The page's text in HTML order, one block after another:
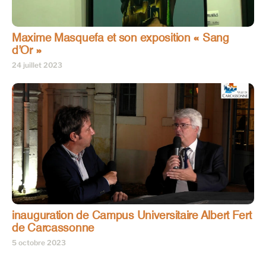
Maxime Masquefa et son exposition « Sang
d’Or »
24 juillet 2023
inauguration de Campus Universitaire Albert Fert
de Carcassonne
5 octobre 2023